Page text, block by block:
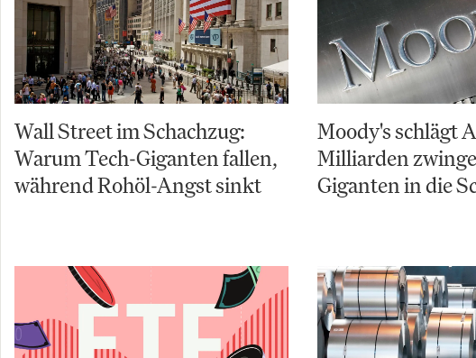
Wall Street im Schachzug:
Warum Tech-Giganten fallen,
während Rohöl-Angst sinkt
Moody's schlägt
Milliarden
Giganten in die